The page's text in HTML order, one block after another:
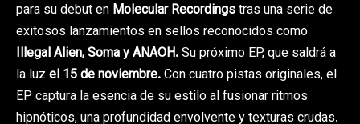
para su debut en Molecular Recordingstras una serie de
exitosos lanzamientos en sellos reconocidos como
Illegal Alien, Soma y ANAOH.Su próximo EP, que saldrá a
la luz el 15 de noviembre.Con cuatro pistas originales, el
EP captura la esencia de su estilo al fusionar ritmos
hipnóticos, una profundidad envolvente y texturas crudas.